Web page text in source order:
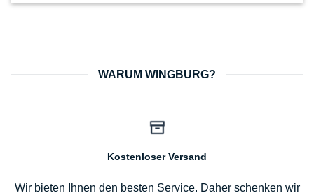
WARUM WINGBURG?
Kostenloser Versand
Wir bieten Ihnen den besten Service. Daher schenken wir